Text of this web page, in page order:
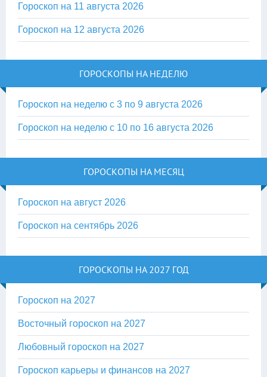
Гороскоп на 11 августа 2026
Гороскоп на 12 августа 2026
ГОРОСКОПЫ НА НЕДЕЛЮ
Гороскоп на неделю с 3 по 9 августа 2026
Гороскоп на неделю с 10 по 16 августа 2026
ГОРОСКОПЫ НА МЕСЯЦ
Гороскоп на август 2026
Гороскоп на сентябрь 2026
ГОРОСКОПЫ НА 2027 ГОД
Гороскоп на 2027
Восточный гороскоп на 2027
Любовный гороскоп на 2027
Гороскоп карьеры и финансов на 2027